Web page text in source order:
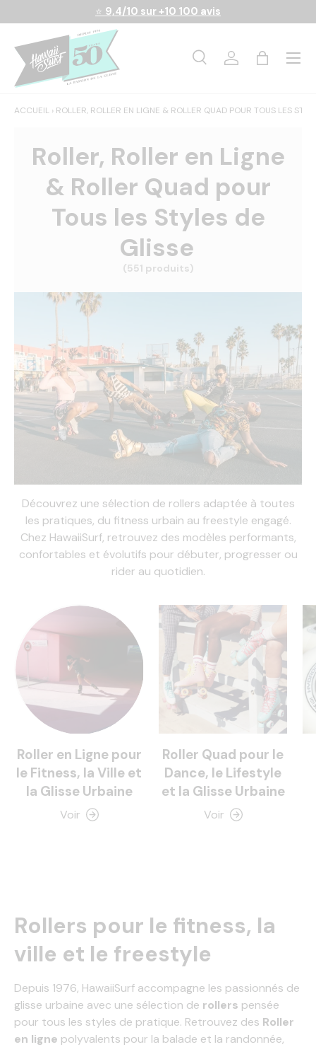
Aller au contenu
⭐ 9,4/10 sur +10 100 avis
Rechercher
RechercheSe connecter
Panier
Menu
ACCUEIL › ROLLER, ROLLER EN LIGNE & ROLLER QUAD POUR TOUS LES
Roller, Roller en Ligne
& Roller Quad pour
Tous les Styles de
Glisse
(551 produits)
Découvrez une sélection de rollers adaptée à toutes
les pratiques, du fitness urbain au freestyle engagé.
Chez HawaiiSurf, retrouvez des modèles performants,
confortables et évolutifs pour débuter, progresser ou
rider au quotidien.
Roller en Ligne pour
le Fitness, la Ville et
la Glisse Urbaine
Voir
Roller Quad pour le
Dance, le Lifestyle
et la Glisse Urbaine
Voir
Rollers pour le fitness, la
ville et le freestyle
Depuis 1976, HawaiiSurf accompagne les passionnés de
glisse urbaine avec une sélection de rollers pensée
pour tous les styles de pratique. Retrouvez des Roller
en ligne polyvalents pour la balade et la randonnée,